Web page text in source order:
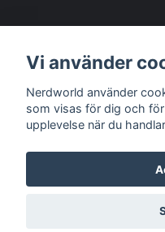
Social Media
©
Vi använder
Nerdworld använder
som visas för dig och
upplevelse när du